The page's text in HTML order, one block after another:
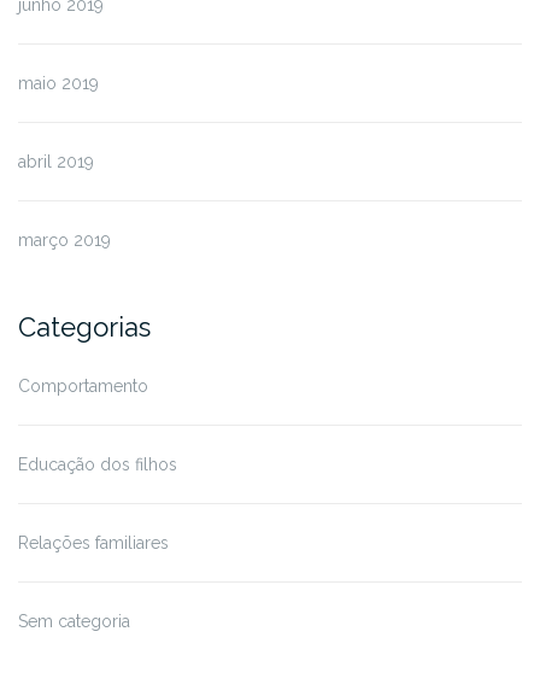
junho 2019
maio 2019
abril 2019
março 2019
Categorias
Comportamento
Educação dos filhos
Relações familiares
Sem categoria